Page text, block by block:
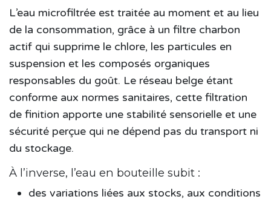
L’eau microfiltrée est traitée au moment et au lieu
de la consommation, grâce à un filtre charbon
actif qui supprime le chlore, les particules en
suspension et les composés organiques
responsables du goût. Le réseau belge étant
conforme aux normes sanitaires, cette filtration
de finition apporte une stabilité sensorielle et une
sécurité perçue qui ne dépend pas du transport ni
du stockage.
À l’inverse, l’eau en bouteille subit :
des variations liées aux stocks, aux conditions